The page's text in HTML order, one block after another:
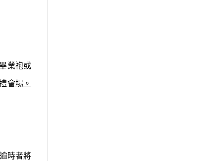
業袍或
會場。
時者將